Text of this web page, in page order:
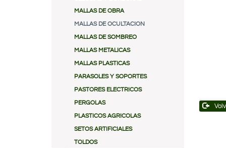
MALLAS DE OBRA
MALLAS DE OCULTACION
MALLAS DE SOMBREO
MALLAS METALICAS
MALLAS PLASTICAS
PARASOLES Y SOPORTES
PASTORES ELECTRICOS
PERGOLAS
PLASTICOS AGRICOLAS
SETOS ARTIFICIALES
TOLDOS